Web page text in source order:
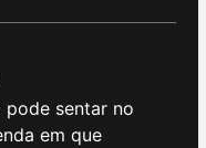
sentar no
em que